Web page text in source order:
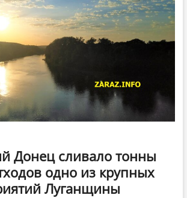
Донец сливало тонны
одно из крупных
Луганщины